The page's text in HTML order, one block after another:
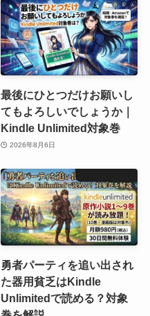
最後にひとつだけお願いし
てもよろしいでしょうか｜
Kindle Unlimited対象巻
2026年8月6日
勇者パーティを追い出され
た器用貧乏はKindle
Unlimitedで読める？対象